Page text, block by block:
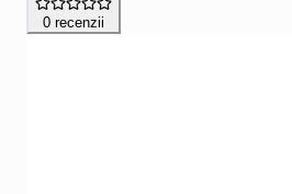
0 recenzii